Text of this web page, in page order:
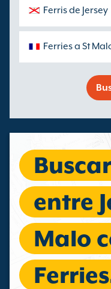
Ferris de Jersey
Ferries a St
entre
Malo